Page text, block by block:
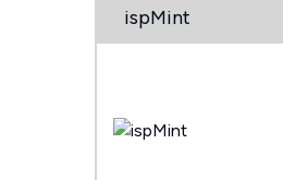
ispMint